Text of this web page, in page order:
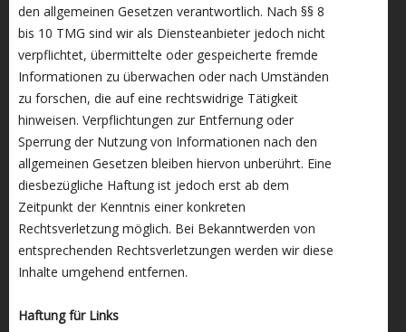
den allgemeinen Gesetzen verantwortlich. Nach §§ 8
bis 10 TMG sind wir als Diensteanbieter jedoch nicht
verpflichtet, übermittelte oder gespeicherte fremde
Informationen zu überwachen oder nach Umständen
zu forschen, die auf eine rechtswidrige Tätigkeit
hinweisen. Verpflichtungen zur Entfernung oder
Sperrung der Nutzung von Informationen nach den
allgemeinen Gesetzen bleiben hiervon unberührt. Eine
diesbezügliche Haftung ist jedoch erst ab dem
Zeitpunkt der Kenntnis einer konkreten
Rechtsverletzung möglich. Bei Bekanntwerden von
entsprechenden Rechtsverletzungen werden wir diese
Inhalte umgehend entfernen.
Haftung für Links